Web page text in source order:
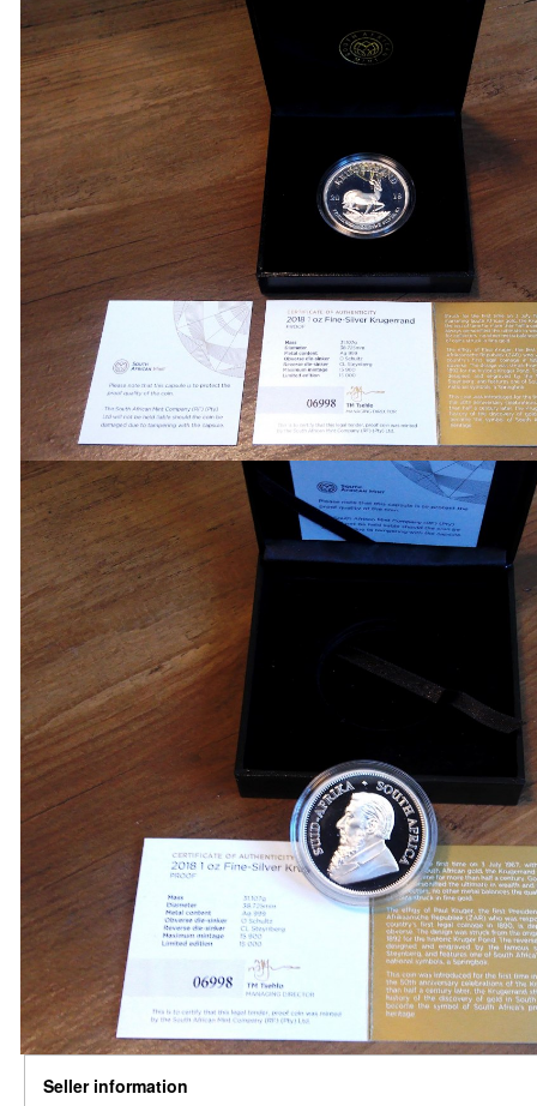
Seller information